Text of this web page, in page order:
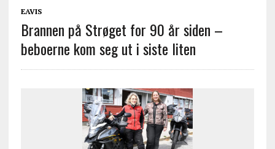
EAVIS
Brannen på Strøget for 90 år siden –
beboerne kom seg ut i siste liten